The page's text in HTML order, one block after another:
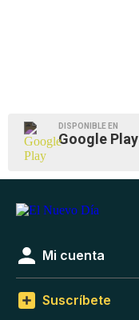
DISPONIBLE EN
Google Play
Mi cuenta
Suscríbete